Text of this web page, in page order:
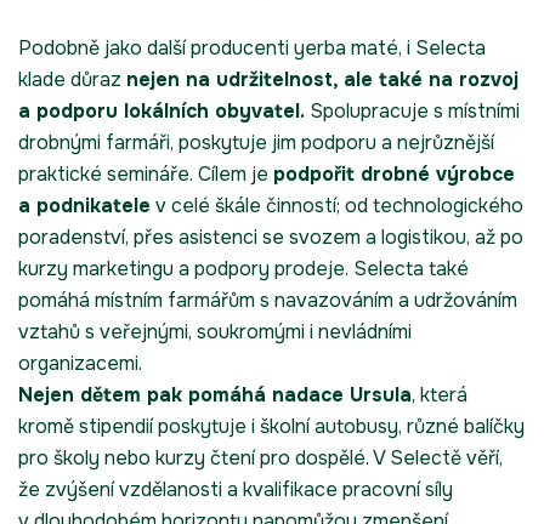
Podobně jako další producenti yerba maté, i Selecta
klade důraz nejen na udržitelnost, ale také na rozvoj
a podporu lokálních obyvatel. Spolupracuje s místními
drobnými farmáři, poskytuje jim podporu a nejrůznější
praktické semináře. Cílem je podpořit drobné výrobce
a podnikatele v celé škále činností; od technologického
poradenství, přes asistenci se svozem a logistikou, až po
kurzy marketingu a podpory prodeje. Selecta také
pomáhá místním farmářům s navazováním a udržováním
vztahů s veřejnými, soukromými i nevládními
organizacemi.
Nejen dětem pak pomáhá nadace Ursula, která
kromě stipendií poskytuje i školní autobusy, různé balíčky
pro školy nebo kurzy čtení pro dospělé. V Selectě věří,
že zvýšení vzdělanosti a kvalifikace pracovní síly